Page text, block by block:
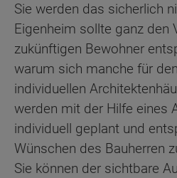
Sie werden das sicherlich
Eigenheim sollte ganz den
zukünftigen Bewohner
warum sich manche für
individuellen
werden mit der Hilfe eines
individuell geplant und
Wünschen des Bauherren
Sie können der sichtbare